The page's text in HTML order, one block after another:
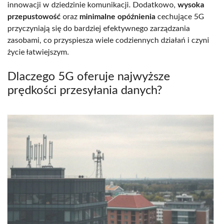
innowacji w dziedzinie komunikacji. Dodatkowo, wysoka
przepustowość oraz minimalne opóźnienia cechujące 5G
przyczyniają się do bardziej efektywnego zarządzania
zasobami, co przyspiesza wiele codziennych działań i czyni
życie łatwiejszym.
Dlaczego 5G oferuje najwyższe
prędkości przesyłania danych?